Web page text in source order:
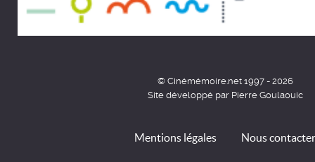
© Cinémémoire.net 1997 - 2026
Site développé par Pierre Goulaouic
Mentions légales Nous contacter